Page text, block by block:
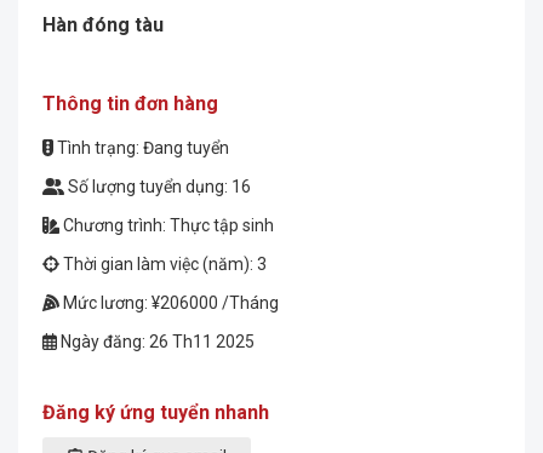
Hàn đóng tàu
Thông tin đơn hàng
Tình trạng: Đang tuyển
Số lượng tuyển dụng: 16
Chương trình: Thực tập sinh
Thời gian làm việc (năm): 3
Mức lương: ¥206000 /Tháng
Ngày đăng: 26 Th11 2025
Đăng ký ứng tuyển nhanh